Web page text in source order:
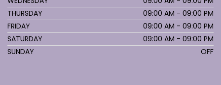
THURSDAY
09:00 AM - 09:00 PM
FRIDAY
09:00 AM - 09:00 PM
SATURDAY
09:00 AM - 09:00 PM
SUNDAY
OFF